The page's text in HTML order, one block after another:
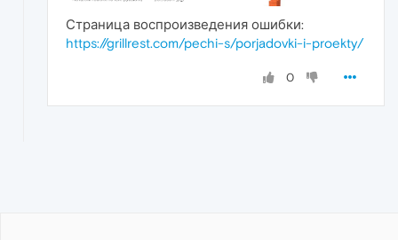
Страница воспроизведения ошибки:
https://grillrest.com/pechi-s/porjadovki-i-proekty/
0